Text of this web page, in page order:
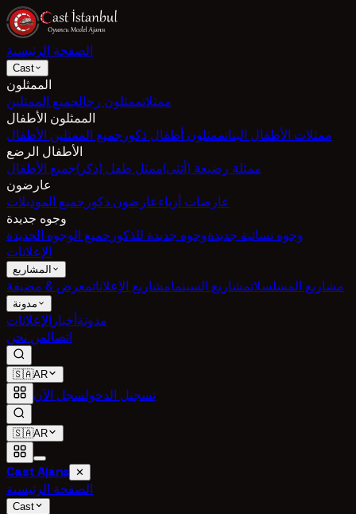
الصفحة الرئيسية
Cast
الممثلون
ممثلاتممثلون رجالجميع الممثلين
الممثلون الأطفال
ممثلات الأطفال البناتممثلون أطفال ذكور جميع الممثلين الأطفال
الأطفال الرضع
ممثلة رضيعة (أنثى)ممثل طفل (ذكر)جميع الأطفال
عارضون
عارضات أزياءعارضون ذكور جميع الموديلات
وجوه جديدة
وجوه نسائية جديدةوجوه جديدة للذكور جميع الوجوه الجديدة
الإعلانات
المشاريع
مشاريع المسلسلاتمشاريع السينمامشاريع الإعلاناتمعرض & مضيفة
مدونة
مدونةأخبار الإعلانات
اتصالمن نحن
🇸🇦AR
تسجيل الدخولسجل الآن
🇸🇦AR
Cast Ajans ✕
الصفحة الرئيسية
Cast